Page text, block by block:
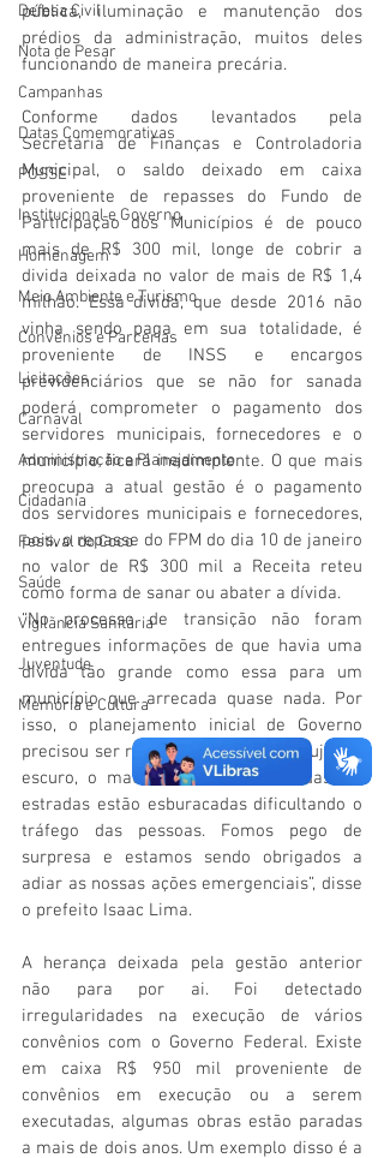
Defesa Civil
Nota de Pesar
Campanhas
Datas Comemorativas
POSSE
Institucional e Governo
Homenagem
Meio Ambiente e Turismo
Convênios e Parcerias
Licitações
Carnaval
Administração e Planejamento
Cidadania
Festival do Coco
Saúde
Vigilãncia Sanitária
Juventude
Memória e Cultura
pública, iluminação e manutenção dos
prédios da administração, muitos deles
funcionando de maneira precária.
Conforme dados levantados pela
Secretária de Finanças e Controladoria
Municipal, o saldo deixado em caixa
proveniente de repasses do Fundo de
Participação dos Municípios é de pouco
mais de R$ 300 mil, longe de cobrir a
divida deixada no valor de mais de R$ 1,4
milhão. Essa divida, que desde 2016 não
vinha sendo paga em sua totalidade, é
proveniente de INSS e encargos
previdenciários que se não for sanada
poderá comprometer o pagamento dos
servidores municipais, fornecedores e o
município ficará inadimplente. O que mais
preocupa a atual gestão é o pagamento
dos servidores municipais e fornecedores,
pois, o repasse do FPM do dia 10 de janeiro
no valor de R$ 300 mil a Receita reteu
como forma de sanar ou abater a dívida.
“No processo de transição não foram
entregues informações de que havia uma
divida tão grande como essa para um
município que arrecada quase nada. Por
isso, o planejamento inicial de Governo
precisou ser revisto. A cidade está suja, no
escuro, o mato toma conta das ruas, as
estradas estão esburacadas dificultando o
tráfego das pessoas. Fomos pego de
surpresa e estamos sendo obrigados a
adiar as nossas ações emergenciais”, disse
o prefeito Isaac Lima.
A herança deixada pela gestão anterior
não para por ai. Foi detectado
irregularidades na execução de vários
convênios com o Governo Federal. Existe
em caixa R$ 950 mil proveniente de
convênios em execução ou a serem
executadas, algumas obras estão paradas
a mais de dois anos. Um exemplo disso é a